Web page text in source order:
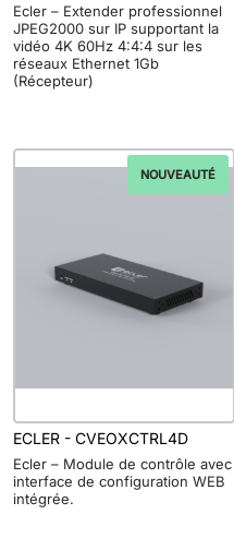
Ecler – Extender professionnel
JPEG2000 sur IP supportant la
vidéo 4K 60Hz 4:4:4 sur les
réseaux Ethernet 1Gb
(Récepteur)
NOUVEAUTÉ
ECLER - CVEOXCTRL4D
Ecler – Module de contrôle avec
interface de configuration WEB
intégrée.